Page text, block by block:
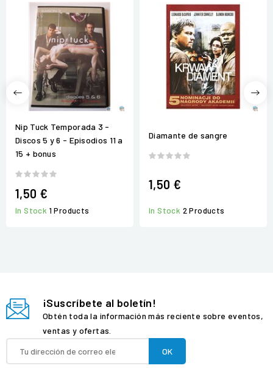
Nip Tuck Temporada 3 -
Discos 5 y 6 - Episodios 11 a
15 + bonus
1,50 €
In Stock 1 Products
Diamante de sangre
1,50 €
In Stock 2 Products
¡Suscríbete al boletín!
Obtén toda la información más reciente sobre eventos,
ventas y ofertas.